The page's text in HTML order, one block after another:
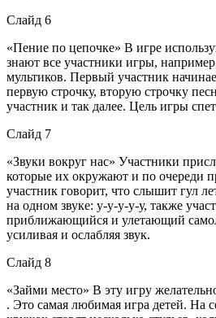
Слайд 6
«Пение по цепочке» В игре
знают все участники игры,
мультиков. Первый участник
первую строчку, вторую строчку
участник и так далее. Цель игры
Слайд 7
«Звуки вокруг нас» Участники
которые их окружают и по очереди
участник говорит, что слышит гул
на одном звуке: у-у-у-у-у, также
приближающийся и улетающий
усиливая и ослабляя звук.
Слайд 8
«Займи место» В эту игру
. Это самая любимая игра детей. На